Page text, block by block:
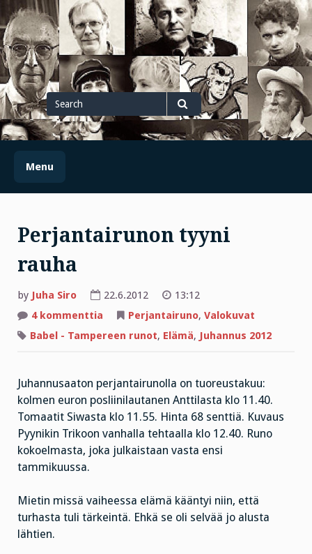
Skip
to
content
Search
for
Search
Menu
Perjantairunon tyyni
rauha
by Juha Siro 22.6.2012
13:12
4 kommenttia artikkeliin
Perjantairunon
tyyni
Perjantairuno, Valokuvat
Babel - Tampereen runot, Elämä, Juhannus 2012
Juhannusaaton perjantairunolla on tuoreustakuu:
kolmen euron posliinilautanen Anttilasta klo 11.40.
Tomaatit Siwasta klo 11.55. Hinta 68 senttiä. Kuvaus
Pyynikin Trikoon vanhalla tehtaalla klo 12.40. Runo
kokoelmasta, joka julkaistaan vasta ensi
tammikuussa.
Mietin missä vaiheessa elämä kääntyi niin, että
turhasta tuli tärkeintä. Ehkä se oli selvää jo alusta
lähtien.